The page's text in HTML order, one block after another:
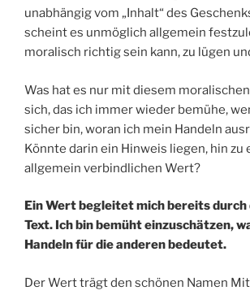
unabhängig vom „Inhalt“ des
scheint es unmöglich allgemein
moralisch richtig sein kann, zu lügen
Was hat es nur mit diesem
sich, das ich immer wieder bemühe,
sicher bin, woran ich mein Handeln
Könnte darin ein Hinweis liegen, hin zu
allgemein verbindlichen Wert?
Ein Wert begleitet mich bereits durch
Text. Ich bin bemüht einzuschätzen,
Handeln für die anderen bedeutet.
Der Wert trägt den schönen Namen